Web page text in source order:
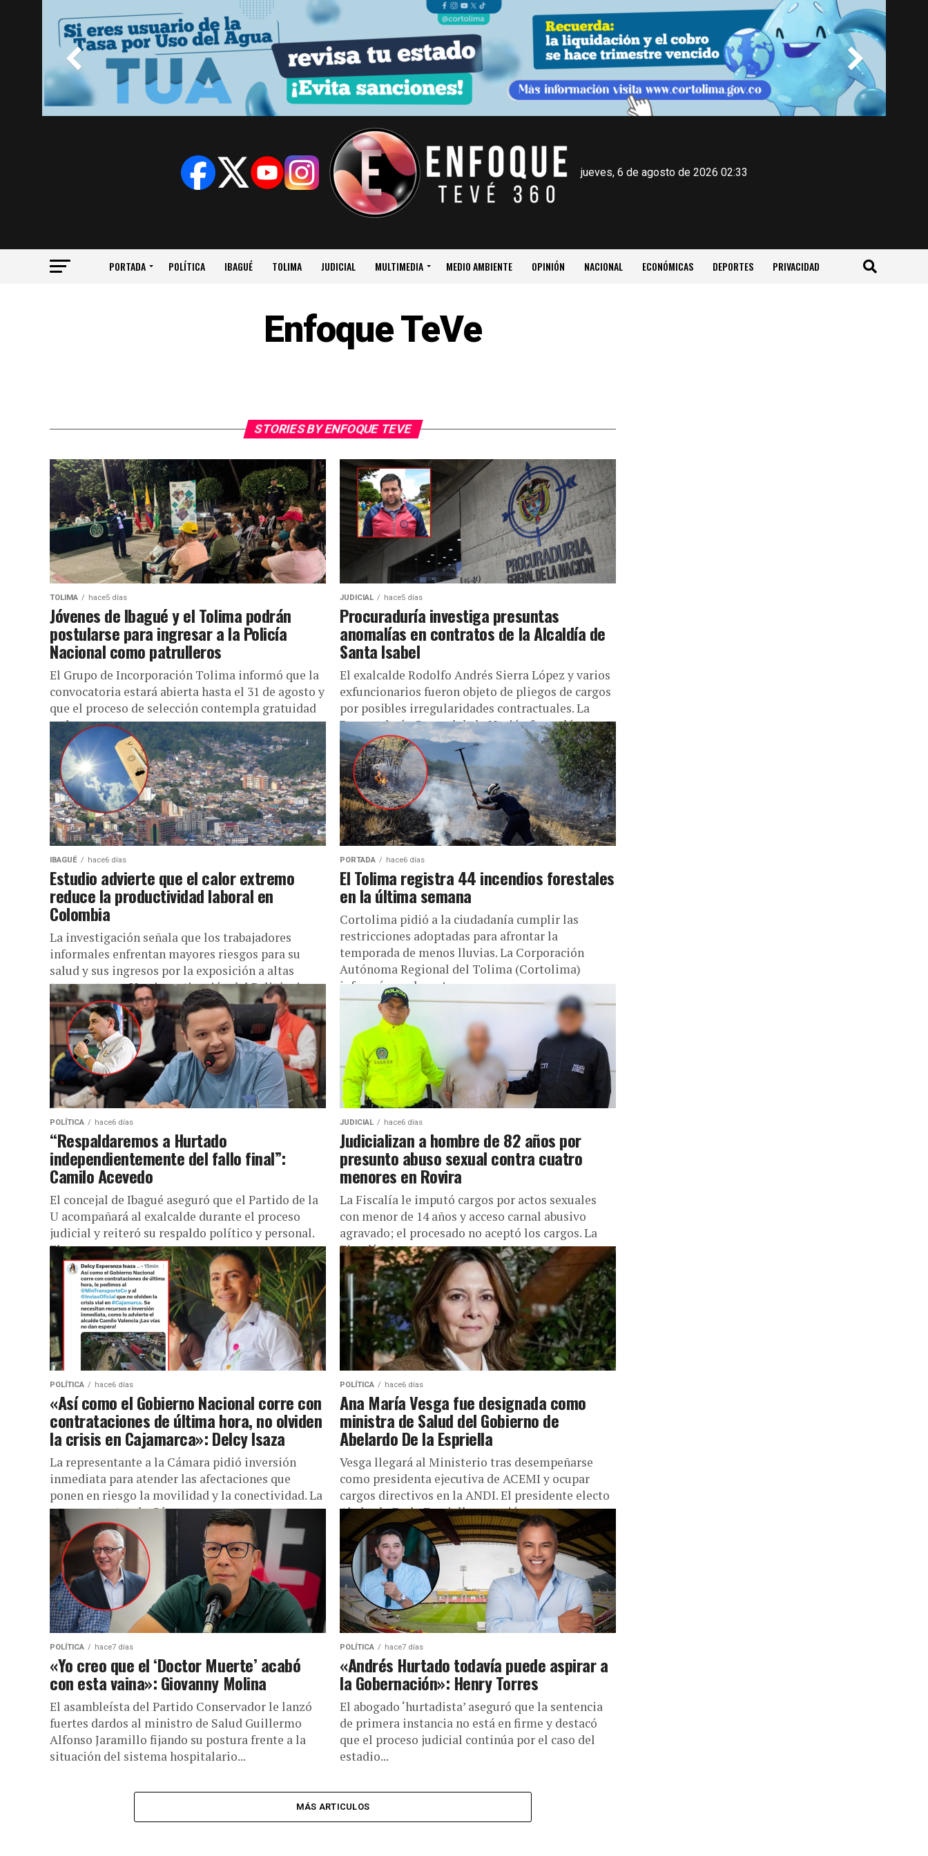
jueves, 6 de agosto de 2026 02:33
PORTADA POLÍTICA IBAGUÉ TOLIMA JUDICIAL MULTIMEDIA MEDIO AMBIENTE OPINIÓN NACIONAL ECONÓMICAS DEPORTES PRIVACIDAD
Enfoque TeVe
STORIES BY ENFOQUE TEVE
TOLIMA hace5 días
Jóvenes de Ibagué y el Tolima podrán
postularse para ingresar a la Policía
Nacional como patrulleros
El Grupo de Incorporación Tolima informó que la
convocatoria estará abierta hasta el 31 de agosto y
que el proceso de selección contempla gratuidad
en las...
JUDICIAL hace5 días
Procuraduría investiga presuntas
anomalías en contratos de la Alcaldía de
Santa Isabel
El exalcalde Rodolfo Andrés Sierra López y varios
exfuncionarios fueron objeto de pliegos de cargos
por posibles irregularidades contractuales. La
Procuraduría General de la Nación formuló...
IBAGUÉ hace6 días
Estudio advierte que el calor extremo
reduce la productividad laboral en
Colombia
La investigación señala que los trabajadores
informales enfrentan mayores riesgos para su
salud y sus ingresos por la exposición a altas
temperaturas. Una investigación del Politécnico...
PORTADA hace6 días
El Tolima registra 44 incendios forestales
en la última semana
Cortolima pidió a la ciudadanía cumplir las
restricciones adoptadas para afrontar la
temporada de menos lluvias. La Corporación
Autónoma Regional del Tolima (Cortolima)
informó que durante...
POLÍTICA hace6 días
“Respaldaremos a Hurtado
independientemente del fallo final”:
Camilo Acevedo
El concejal de Ibagué aseguró que el Partido de la
U acompañará al exalcalde durante el proceso
judicial y reiteró su respaldo político y personal.
El...
JUDICIAL hace6 días
Judicializan a hombre de 82 años por
presunto abuso sexual contra cuatro
menores en Rovira
La Fiscalía le imputó cargos por actos sexuales
con menor de 14 años y acceso carnal abusivo
agravado; el procesado no aceptó los cargos. La
Fiscalía...
POLÍTICA hace6 días
«Así como el Gobierno Nacional corre con
contrataciones de última hora, no olviden
la crisis en Cajamarca»: Delcy Isaza
La representante a la Cámara pidió inversión
inmediata para atender las afectaciones que
ponen en riesgo la movilidad y la conectividad. La
representante a la Cámara...
POLÍTICA hace6 días
Ana María Vesga fue designada como
ministra de Salud del Gobierno de
Abelardo De la Espriella
Vesga llegará al Ministerio tras desempeñarse
como presidenta ejecutiva de ACEMI y ocupar
cargos directivos en la ANDI. El presidente electo
Abelardo De la Espriella anunció...
POLÍTICA hace7 días
«Yo creo que el ‘Doctor Muerte’ acabó
con esta vaina»: Giovanny Molina
El asambleísta del Partido Conservador le lanzó
fuertes dardos al ministro de Salud Guillermo
Alfonso Jaramillo fijando su postura frente a la
situación del sistema hospitalario...
POLÍTICA hace7 días
«Andrés Hurtado todavía puede aspirar a
la Gobernación»: Henry Torres
El abogado ‘hurtadista’ aseguró que la sentencia
de primera instancia no está en firme y destacó
que el proceso judicial continúa por el caso del
estadio...
MÁS ARTICULOS